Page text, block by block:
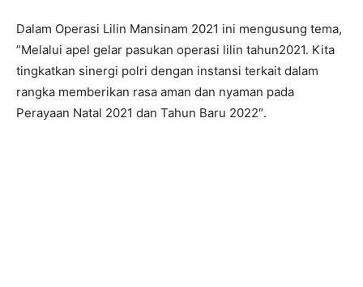
Dalam Operasi Lilin Mansinam 2021 ini mengusung tema,
”Melalui apel gelar pasukan operasi lilin tahun2021. Kita
tingkatkan sinergi polri dengan instansi terkait dalam
rangka memberikan rasa aman dan nyaman pada
Perayaan Natal 2021 dan Tahun Baru 2022″.